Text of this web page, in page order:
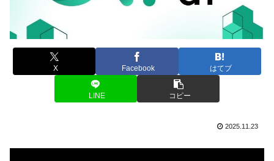
X Facebook はてブ
LINE コピー
2025.11.23